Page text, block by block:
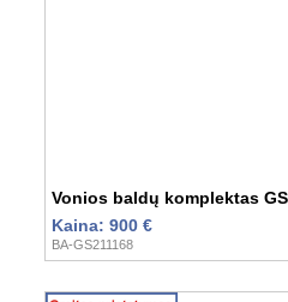
Vonios baldų komplektas
Kaina: 900 €
BA-GS211168